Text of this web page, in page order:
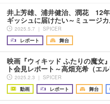
井上芳雄、浦井健治、潤花 12
ギッシュに届けたい～ミュージ
2025.5.7 ｜ SPICER
レポート
舞台
映画『ウィキッド ふたりの魔女
ト会見レポート～高畑充希（エ
2025.2.3 ｜ SPICER
動画
レポート 舞台